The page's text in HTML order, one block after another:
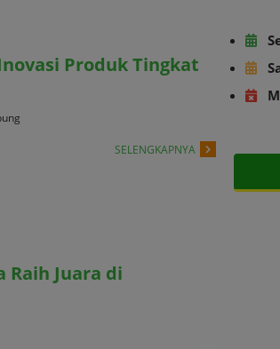
Produk Tingkat
SELENGKAPNYA
Raih Juara di